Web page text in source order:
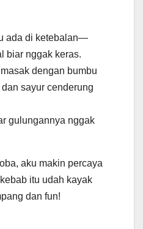
ada di ketebalan—
biar nggak keras.
dengan bumbu
sayur cenderung
gulungannya nggak
aku makin percaya
itu udah kayak
dan fun!